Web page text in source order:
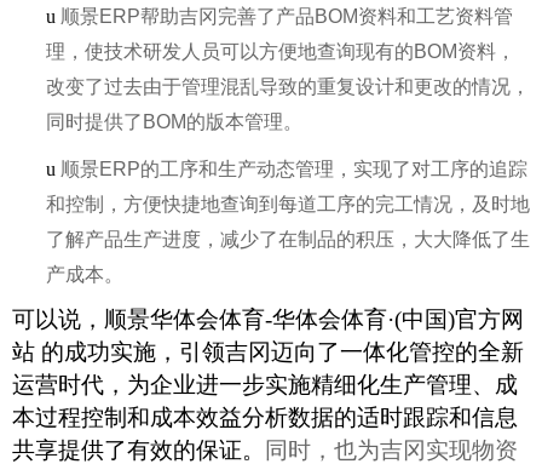
u 顺景ERP帮助吉冈完善了产品BOM资料和工艺资料管
理，使技术研发人员可以方便地查询现有的BOM资料，
改变了过去由于管理混乱导致的重复设计和更改的情况，
同时提供了BOM的版本管理。
u 顺景ERP的工序和生产动态管理，实现了对工序的追踪
和控制，方便快捷地查询到每道工序的完工情况，及时地
了解产品生产进度，减少了在制品的积压，大大降低了生
产成本。
可以说，顺景华体会体育-华体会体育·(中国)官方网
站 的成功实施，引领吉冈迈向了一体化管控的全新
运营时代，为企业进一步实施精细化生产管理、成
本过程控制和成本效益分析数据的适时跟踪和信息
共享提供了有效的保证。 同时，也为吉冈实现物资